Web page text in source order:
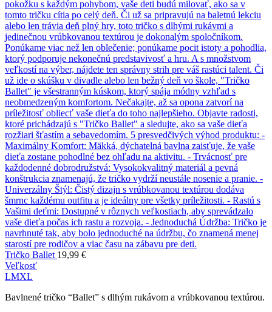
Tričko Ballet 19,99 €
Veľkosť
LMXL
Bavlnené tričko “Ballet” s dlhým rukávom a vrúbkovanou textúrou.